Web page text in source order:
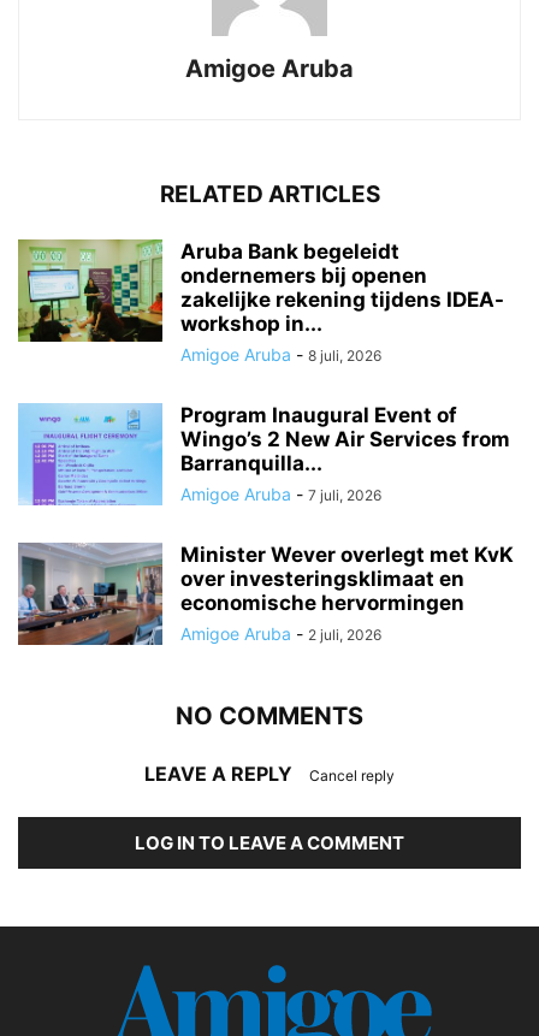
Amigoe Aruba
RELATED ARTICLES
Aruba Bank begeleidt
ondernemers bij openen
zakelijke rekening tijdens IDEA-
workshop in...
Amigoe Aruba - 8 juli, 2026
Program Inaugural Event of
Wingo’s 2 New Air Services from
Barranquilla...
Amigoe Aruba - 7 juli, 2026
Minister Wever overlegt met KvK
over investeringsklimaat en
economische hervormingen
Amigoe Aruba - 2 juli, 2026
NO COMMENTS
LEAVE A REPLY Cancel reply
LOG IN TO LEAVE A COMMENT